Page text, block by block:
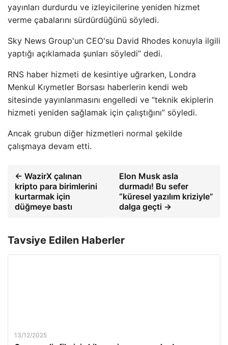
yayınları durdurdu ve izleyicilerine yeniden hizmet
verme çabalarını sürdürdüğünü söyledi.
Sky News Group'un CEO'su David Rhodes konuyla ilgili
yaptığı açıklamada şunları söyledi” dedi.
RNS haber hizmeti de kesintiye uğrarken, Londra
Menkul Kıymetler Borsası haberlerin kendi web
sitesinde yayınlanmasını engelledi ve “teknik ekiplerin
hizmeti yeniden sağlamak için çalıştığını” söyledi.
Ancak grubun diğer hizmetleri normal şekilde
çalışmaya devam etti.
← WazirX çalınan
kripto para birimlerini
kurtarmak için
düğmeye bastı
Elon Musk asla
durmadı! Bu sefer
“küresel yazılım kriziyle”
dalga geçti →
Tavsiye Edilen Haberler
13/12/2025